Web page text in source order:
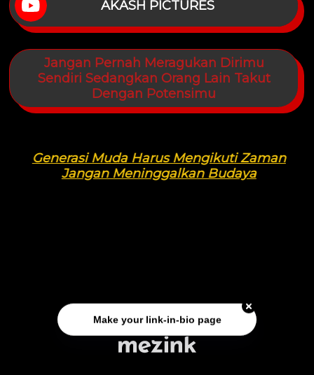
AKASH PICTURES
Jangan Pernah Meragukan Dirimu
Sendiri Sedangkan Orang Lain Takut
Dengan Potensimu
Generasi Muda Harus Mengikuti Zaman
Jangan Meninggalkan Budaya
Make your link-in-bio page